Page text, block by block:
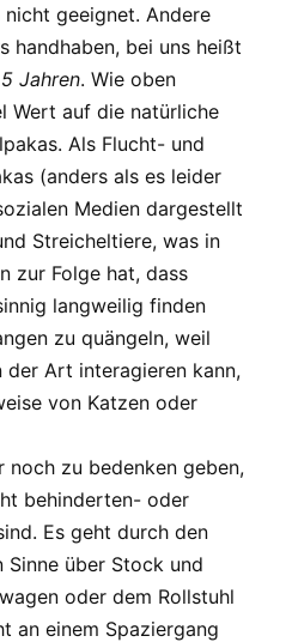
geeignet. Andere
handhaben, bei uns heißt
Jahren. Wie oben
Wert auf die natürliche
Als Flucht- und
(anders als es leider
Medien dargestellt
Streicheltiere, was in
zur Folge hat, dass
langweilig finden
zu quängeln, weil
der Art interagieren kann,
von Katzen oder
noch zu bedenken geben,
behinderten- oder
Es geht durch den
Sinne über Stock und
oder dem Rollstuhl
an einem Spaziergang